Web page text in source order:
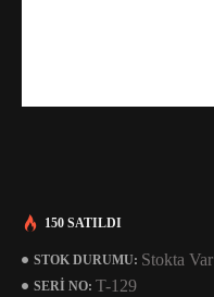
STOK DURUMU: Stokta Var
SERI NO: T-129
150 SATILDI